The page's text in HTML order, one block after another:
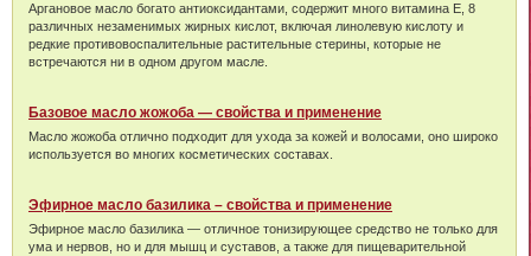
Аргановое масло богато антиоксидантами, содержит много витамина Е, 8
различных незаменимых жирных кислот, включая линолевую кислоту и
редкие противовоспалительные растительные стерины, которые не
встречаются ни в одном другом масле.
Базовое масло жожоба — свойства и применение
Масло жожоба отлично подходит для ухода за кожей и волосами, оно широко
используется во многих косметических составах.
Эфирное масло базилика – свойства и применение
Эфирное масло базилика — отличное тонизирующее средство не только для
ума и нервов, но и для мышц и суставов, а также для пищеварительной